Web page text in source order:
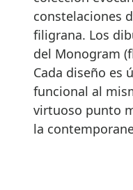
constelaciones
filigrana. Los
del Monogram
Cada diseño es
funcional al
virtuoso punto
la